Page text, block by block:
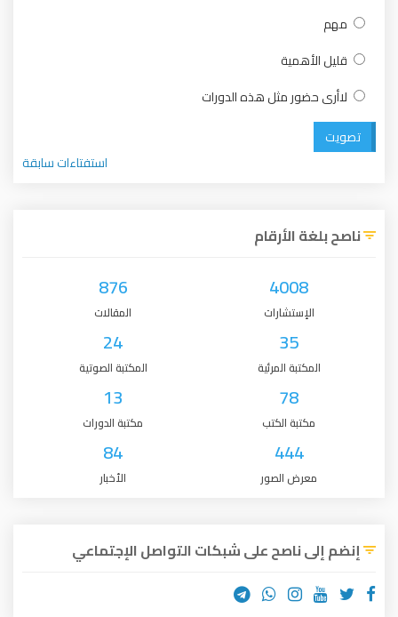
مهم
قليل الأهمية
لاأرى حضور مثل هذه الدورات
تصويت
استفتاءات سابقة
ناصح بلغة الأرقام
4008
الإستشارات
876
المقالات
35
المكتبة المرئية
24
المكتبة الصوتية
78
مكتبة الكتب
13
مكتبة الدورات
444
معرض الصور
84
الأخبار
إنضم إلى ناصح على شبكات التواصل الإجتماعي